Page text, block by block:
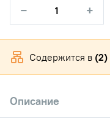
− +
Содержится в (2)
Описание